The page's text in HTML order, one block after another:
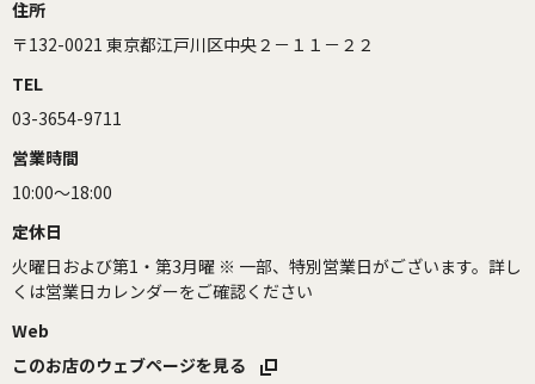
住所
〒132-0021 東京都江戸川区中央２－１１－２２
TEL
03-3654-9711
営業時間
10:00～18:00
定休日
火曜日および第1・第3月曜 ※ 一部、特別営業日がございます。詳し
くは営業日カレンダーをご確認ください
Web
このお店のウェブページを見る